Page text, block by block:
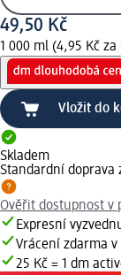
49,50 Kč
1 000 ml (4,95 Kč za
Vložit do
Skladem
Standardní doprava
Ověřit dostupnost v
Expresní
Vrácení zdarma
25 Kč = 1 dm